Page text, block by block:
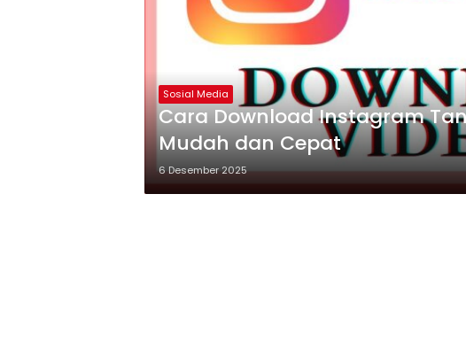
Sosial Media
Cara Download Instagram
Mudah dan Cepat
6 Desember 2025